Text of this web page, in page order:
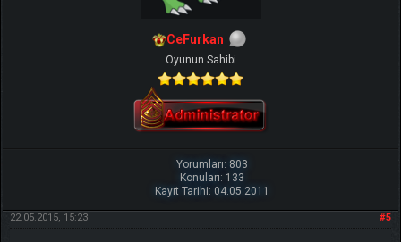
CeFurkan
Oyunun Sahibi
Yorumları: 803
Konuları: 133
Kayıt Tarihi: 04.05.2011
#5
22.05.2015, 15:23